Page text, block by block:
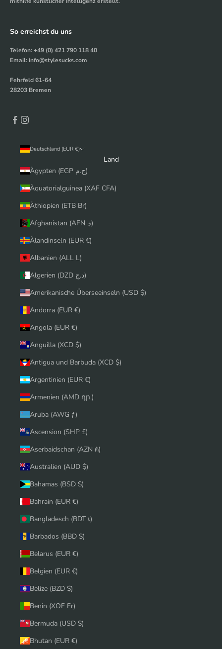
So erreichst du uns
Telefon: +49 (0) 421 790 118 40
Email: info@stylesucks.com
Fehrfeld 61-64
28203 Bremen
Deutschland (EUR €)
Land
Ägypten (EGP ج.م)
Äquatorialguinea (XAF CFA)
Äthiopien (ETB Br)
Afghanistan (AFN ؋)
Ålandinseln (EUR €)
Albanien (ALL L)
Algerien (DZD د.ج)
Amerikanische Überseeinseln (USD $)
Andorra (EUR €)
Angola (EUR €)
Anguilla (XCD $)
Antigua und Barbuda (XCD $)
Argentinien (EUR €)
Armenien (AMD դր.)
Aruba (AWG ƒ)
Ascension (SHP £)
Aserbaidschan (AZN ₼)
Australien (AUD $)
Bahamas (BSD $)
Bahrain (EUR €)
Bangladesch (BDT ৳)
Barbados (BBD $)
Belarus (EUR €)
Belgien (EUR €)
Belize (BZD $)
Benin (XOF Fr)
Bermuda (USD $)
Bhutan (EUR €)